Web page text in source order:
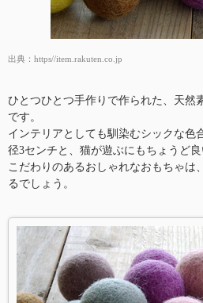
出典： https//item.rakuten.co.jp
ひとつひとつ手作りで作られた、天然
です。
インテリアとしても馴染むシックな色
径3センチと、猫が遊ぶにもちょうど良
こだわりのあるおしゃれなおもちゃは
るでしょう。